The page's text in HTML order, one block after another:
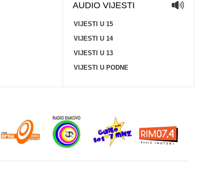
AUDIO VIJESTI
VIJESTI U 15
VIJESTI U 14
VIJESTI U 13
VIJESTI U PODNE